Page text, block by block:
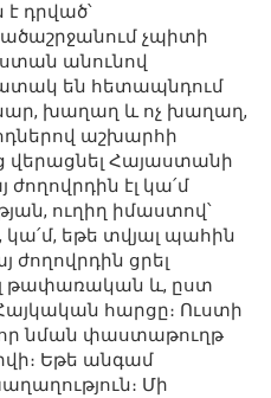
դրված՝
չպիտի
անունով
են հետապնդում
խաղաղ և ոչ խաղաղ,
աշխարհի
Հայաստանի
էլ կա՛մ
ուղիղ իմաստով՝
եթե տվյալ պահին
ժողովրդին ցրել
թափառական և, ըստ
Հայկական հարցը։ Ուստի
նման փաստաթուղթ
Եթե անգամ
Մի